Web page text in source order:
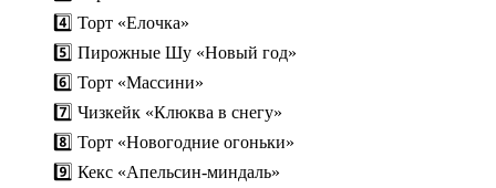
4️⃣ Торт «Елочка»
5️⃣ Пирожные Шу «Новый год»
6️⃣ Торт «Массини»
7️⃣ Чизкейк «Клюква в снегу»
8️⃣ Торт «Новогодние огоньки»
9️⃣ Кекс «Апельсин-миндаль»